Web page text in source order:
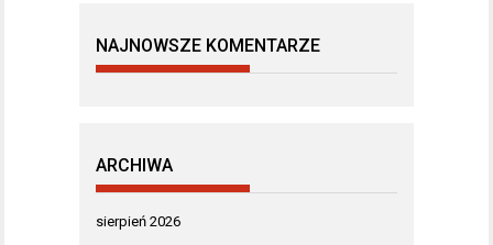
NAJNOWSZE KOMENTARZE
ARCHIWA
sierpień 2026